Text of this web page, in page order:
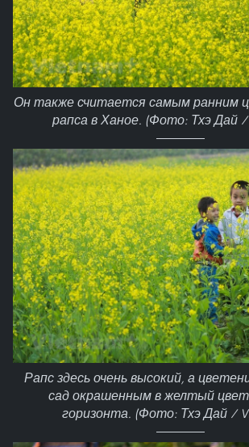
Он также считается самым ранним
рапса в Ханое. (Фото: Тхэ Дай /
Рапс здесь очень высокий, а
сад окрашенным в желтый цвет
горизонта. (Фото: Тхэ Дай /